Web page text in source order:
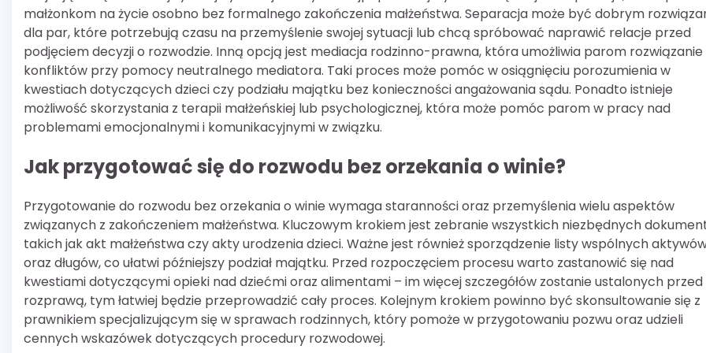
małżonkom na życie osobno bez formalnego zakończenia małżeństwa. Separacja może być dobrym
dla par, które potrzebują czasu na przemyślenie swojej sytuacji lub chcą spróbować naprawić relacje przed
podjęciem decyzji o rozwodzie. Inną opcją jest mediacja rodzinno-prawna, która umożliwia parom rozwiązanie
konfliktów przy pomocy neutralnego mediatora. Taki proces może pomóc w osiągnięciu porozumienia w
kwestiach dotyczących dzieci czy podziału majątku bez konieczności angażowania sądu. Ponadto istnieje
możliwość skorzystania z terapii małżeńskiej lub psychologicznej, która może pomóc parom w pracy nad
problemami emocjonalnymi i komunikacyjnymi w związku.
Jak przygotować się do rozwodu bez orzekania o winie?
Przygotowanie do rozwodu bez orzekania o winie wymaga staranności oraz przemyślenia wielu aspektów
związanych z zakończeniem małżeństwa. Kluczowym krokiem jest zebranie wszystkich niezbędnych
takich jak akt małżeństwa czy akty urodzenia dzieci. Ważne jest również sporządzenie listy wspólnych
oraz długów, co ułatwi późniejszy podział majątku. Przed rozpoczęciem procesu warto zastanowić się nad
kwestiami dotyczącymi opieki nad dziećmi oraz alimentami – im więcej szczegółów zostanie ustalonych przed
rozprawą, tym łatwiej będzie przeprowadzić cały proces. Kolejnym krokiem powinno być skonsultowanie się z
prawnikiem specjalizującym się w sprawach rodzinnych, który pomoże w przygotowaniu pozwu oraz udzieli
cennych wskazówek dotyczących procedury rozwodowej.